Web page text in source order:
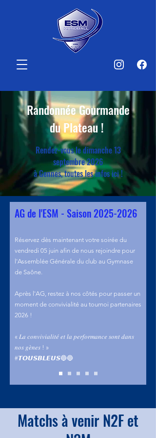
Randonnée Gourmande
du Plateau !
Rendez-vous le dimanche 13
septembre 2026
à Gennes, toutes les infos ici !
AG de l'ESM - Saison 2025-2026
Réservez dès maintenant votre soirée du
vendredi 05 juin afin de nous rejoindre pour
l'Assemblée Générale du club au Gymnase
de Saône.
Après l'AG, restez à nos côtés pour passer un
moment de convivialité au tournoi partenaires
2026 !​
« 𝐿𝑎 𝑐𝑜𝑛𝑣𝑖𝑣𝑖𝑎𝑙𝑖𝑡𝑒́ 𝑒𝑡 𝑙𝑎 𝑝𝑒𝑟𝑓𝑜𝑟𝑚𝑎𝑛𝑐𝑒 𝑠𝑜𝑛𝑡 𝑑𝑎𝑛𝑠
𝑛𝑜𝑠 𝑔𝑒̀𝑛𝑒𝑠 ! »
#𝙏𝙊𝙐𝙎𝘽𝙇𝙀𝙐𝙎🔵🔵
Matchs à venir N2F et